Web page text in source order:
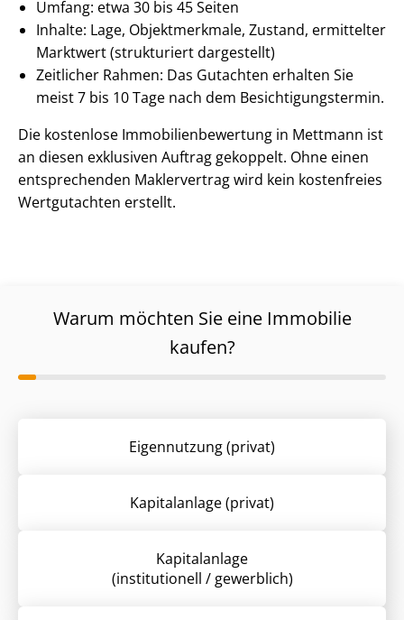
Umfang: etwa 30 bis 45 Seiten
Inhalte: Lage, Objektmerkmale, Zustand, ermittelter
Marktwert (strukturiert dargestellt)
Zeitlicher Rahmen: Das Gutachten erhalten Sie
meist 7 bis 10 Tage nach dem Be­sich­ti­gungs­ter­min.
Die kostenlose Im­mo­bi­li­en­be­wer­tung in Mettmann ist
an diesen exklusiven Auftrag gekoppelt. Ohne einen
entsprechenden Maklervertrag wird kein kostenfreies
Wertgutachten erstellt.
Warum möchten Sie eine Immobilie
kaufen?
Eigennutzung (privat)
Kapitalanlage (privat)
Kapitalanlage
(institutionell / gewerblich)